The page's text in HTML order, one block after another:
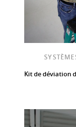
Kit de déviation